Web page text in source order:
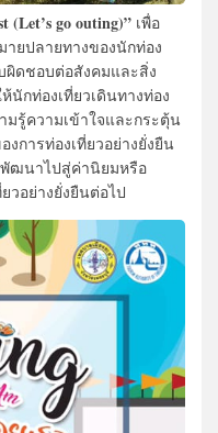
(Let’s go outing)” เพื่อ
ยปลายทางของนักท่อง
ผิดชอบต่อสังคมและสิ่ง
นักท่องเที่ยวเดินทางท่อง
มรู้ความเข้าใจและกระตุ้น
การท่องเที่ยวอย่างยั่งยืน
พัฒนาไปสู่ค่านิยมหรือ
วอย่างยั่งยืนต่อไป